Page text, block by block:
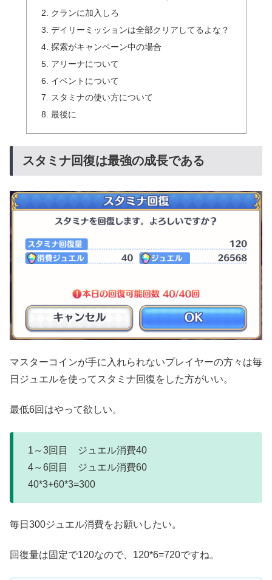
クランに加入しろ
デイリーミッションは全部クリアしてるよな？
探索がキャンペーン中の場合
アリーナについて
イベントについて
スタミナの使い方について
最後に
スタミナ回復は最強の成長である
マスターコインが手に入れられないプレイヤーの方々は毎
日ジュエルを使ってスタミナ回復をした方がいい。
最低6回はやって欲しい。
1～3回目 ジュエル消費40
4～6回目 ジュエル消費60
40*3+60*3=300
毎日300ジュエル消費をお願いしたい。
回復量は固定で120なので、120*6=720ですね。